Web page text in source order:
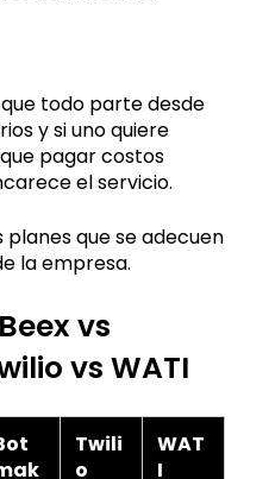
todo parte desde
y si uno quiere
pagar costos
el servicio.
que se adecuen
la empresa.
vs
vs WATI
Twili
o
WAT
I